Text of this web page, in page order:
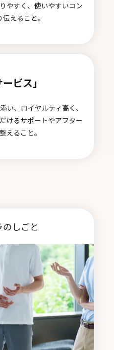
やすく、使いやすいコン
えること。
ビス」
い、ロイヤルティ高く、
けるサポートやアフター
えること。
のしごと